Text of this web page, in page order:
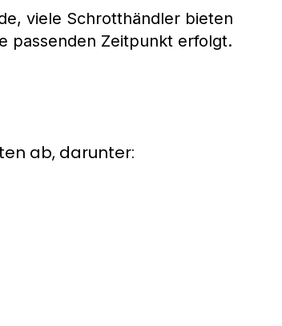
viele Schrotthändler bieten
passenden Zeitpunkt erfolgt.
ab, darunter: